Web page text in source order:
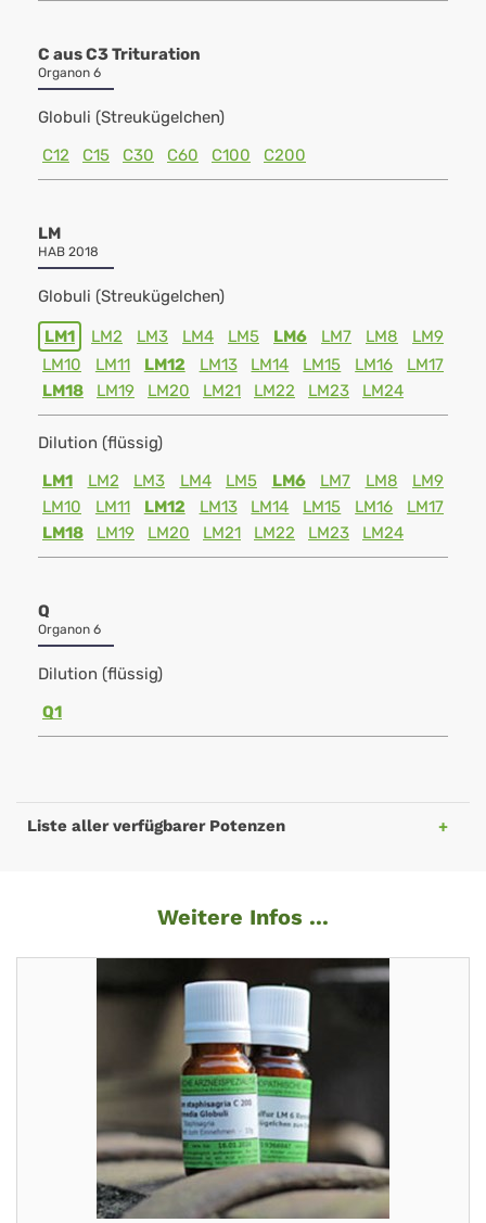
C aus C3 Trituration
Organon 6
Globuli (Streukügelchen)
C12
C15 C30 C60 C100 C200
LM
HAB 2018
Globuli (Streukügelchen)
LM1 LM2 LM3 LM4 LM5 LM6 LM7 LM8
LM9
LM10
LM11 LM12 LM13 LM14 LM15 LM16
LM17
LM18
LM19 LM20 LM21 LM22 LM23 LM24
Dilution (flüssig)
LM1
LM2 LM3 LM4 LM5 LM6 LM7 LM8
LM9
LM10
LM11 LM12 LM13 LM14 LM15 LM16
LM17
LM18
LM19 LM20 LM21 LM22 LM23 LM24
Q
Organon 6
Dilution (flüssig)
Q1
Liste aller verfügbarer Potenzen
Weitere Infos ...